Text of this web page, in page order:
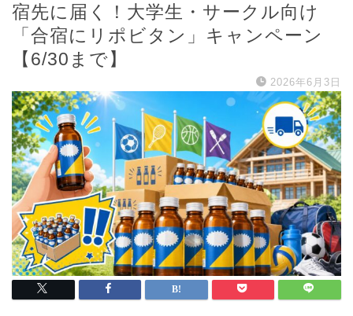
宿先に届く！大学生・サークル向け
「合宿にリポビタン」キャンペーン
【6/30まで】
2026年6月3日